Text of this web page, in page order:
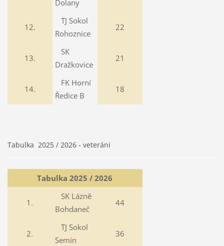
Dolany
12.
TJ Sokol
Rohoznice
22
13.
SK
Dražkovice
21
14.
FK Horní
Ředice B
18
Tabulka 2025 / 2026 - veteráni
Tabulka 2025 / 2026
1.
SK Lázně
Bohdaneč
44
2.
TJ Sokol
Semín
36